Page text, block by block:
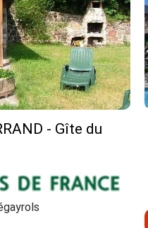
- Gîte du